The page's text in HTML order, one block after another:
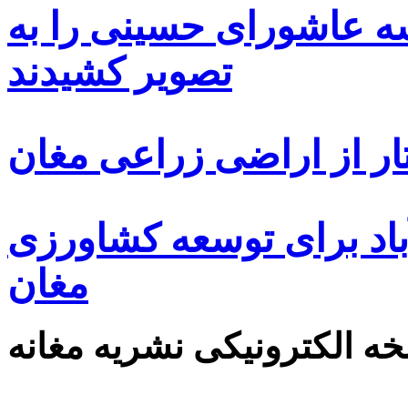
عاشورای حسینی را به
تصویر کشیدند
از اراضی زراعی مغان
برای توسعه کشاورزی
مغان
الکترونیکی نشریه مغانه